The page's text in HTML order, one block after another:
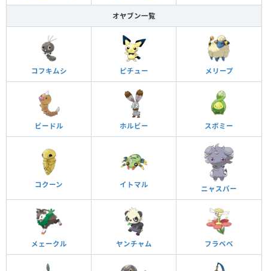
オヤブン一覧
コフキムシ ピチュー メリープ
ビードル ホルビー スボミー
コクーン イトマル ニャスパー
メェークル ヤンチャム フラベベ